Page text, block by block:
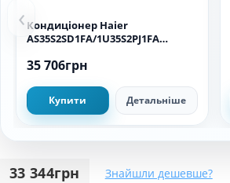
‹ Кондиціонер Haier
AS35S2SD1FA/1U35S2PJ1FA
35 706грн
Купити Детальніше
33 344грн Знайшли дешевше?